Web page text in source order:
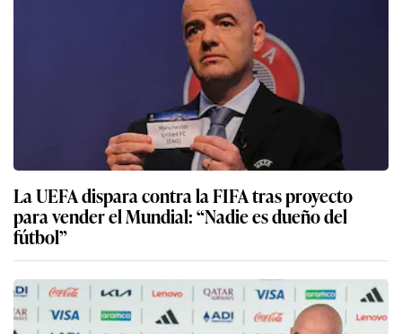
La UEFA dispara contra la FIFA tras proyecto
para vender el Mundial: “Nadie es dueño del
fútbol”